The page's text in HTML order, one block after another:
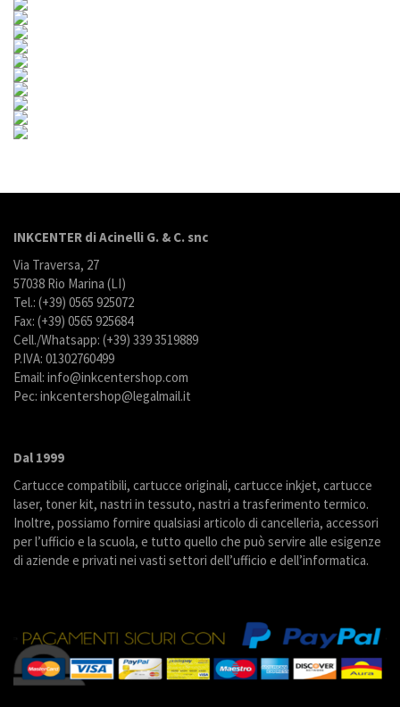
INKCENTER di Acinelli G. & C. snc
Via Traversa, 27
57038 Rio Marina (LI)
Tel.: (+39) 0565 925072
Fax: (+39) 0565 925684
Cell./Whatsapp: (+39) 339 3519889
P.IVA: 01302760499
Email: info@inkcentershop.com
Pec: inkcentershop@legalmail.it
Dal 1999
Cartucce compatibili, cartucce originali, cartucce inkjet, cartucce
laser, toner kit, nastri in tessuto, nastri a trasferimento termico.
Inoltre, possiamo fornire qualsiasi articolo di cancelleria, accessori
per l’ufficio e la scuola, e tutto quello che può servire alle esigenze
di aziende e privati nei vasti settori dell’ufficio e dell’informatica.